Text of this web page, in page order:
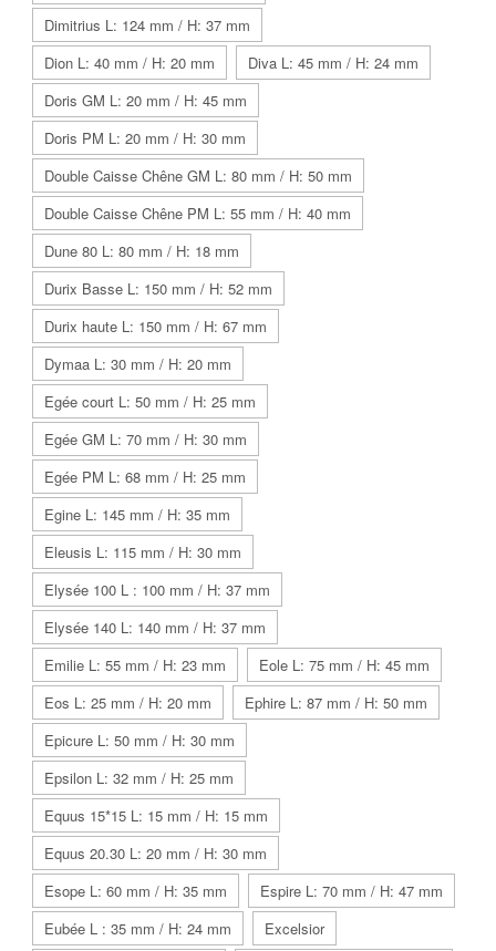
Dimitrius L: 124 mm / H: 37 mm
Dion L: 40 mm / H: 20 mm
Diva L: 45 mm / H: 24 mm
Doris GM L: 20 mm / H: 45 mm
Doris PM L: 20 mm / H: 30 mm
Double Caisse Chêne GM L: 80 mm / H: 50 mm
Double Caisse Chêne PM L: 55 mm / H: 40 mm
Dune 80 L: 80 mm / H: 18 mm
Durix Basse L: 150 mm / H: 52 mm
Durix haute L: 150 mm / H: 67 mm
Dymaa L: 30 mm / H: 20 mm
Egée court L: 50 mm / H: 25 mm
Egée GM L: 70 mm / H: 30 mm
Egée PM L: 68 mm / H: 25 mm
Egine L: 145 mm / H: 35 mm
Eleusis L: 115 mm / H: 30 mm
Elysée 100 L : 100 mm / H: 37 mm
Elysée 140 L: 140 mm / H: 37 mm
Emilie L: 55 mm / H: 23 mm
Eole L: 75 mm / H: 45 mm
Eos L: 25 mm / H: 20 mm
Ephire L: 87 mm / H: 50 mm
Epicure L: 50 mm / H: 30 mm
Epsilon L: 32 mm / H: 25 mm
Equus 15*15 L: 15 mm / H: 15 mm
Equus 20.30 L: 20 mm / H: 30 mm
Esope L: 60 mm / H: 35 mm
Espire L: 70 mm / H: 47 mm
Eubée L : 35 mm / H: 24 mm
Excelsior